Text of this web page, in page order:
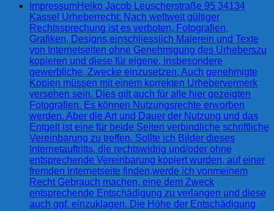
ImpressumHeiko Jacob Leuscherstraße 95 34134
Kassel Urheberrecht: Nach weltweit gültiger
Rechtssprechung ist es verboten, Fotografien,
Grafiken, Designs,einschliesslich Malerein und Texte
von Internetseiten ohne Genehmigung des Urheberszu
kopieren und diese für eigene, insbesondere
gewerbliche, Zwecke einzusetzen. Auch genehmigte
Kopien müssen mit einem korrekten Urhebervermerk
versehen sein. Dies gilt auch für alle hier gezeigten
Fotografien. Es können Nutzungsrechte erworben
werden. Aber die Art und Dauer der Nutzung und das
Entgelt ist eine für beide Seiten verbindliche schriftliche
Vereinbarung zu treffen. Sollte ich Bilder dieses
Internetauftritts, die rechtswidrig und/oder ohne
entsprechende Vereinbarung kopiert wurden, auf einer
fremden Internetseite finden,werde ich vonmeinem
Recht Gebrauch machen, eine dem Zweck
entsprechende Entschädigung zu verlangen und diese
auch ggf. einzuklagen. Die Höhe der Entschädigung